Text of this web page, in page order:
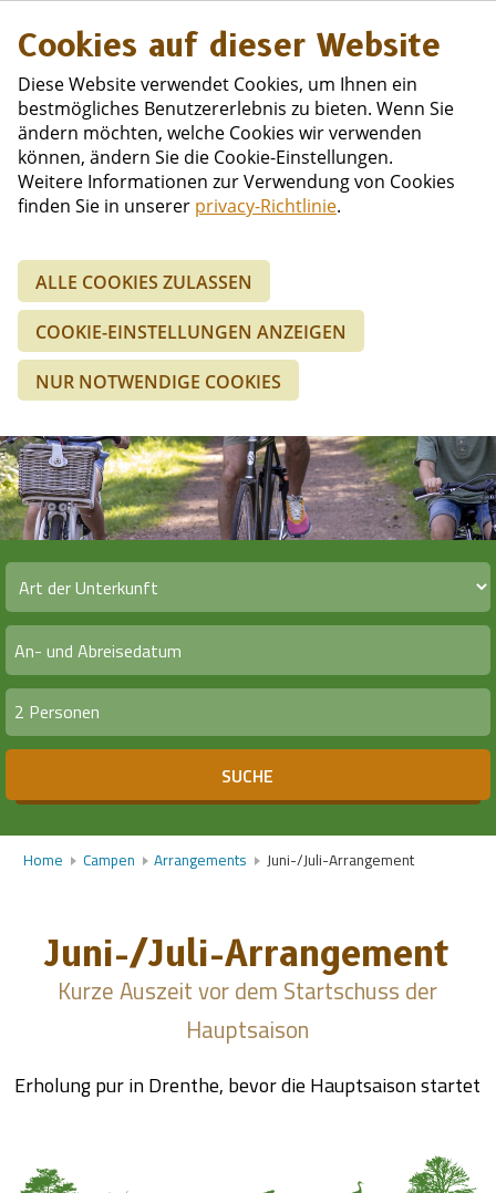
Juni-/Juli-
Arrangement
2 Personen
SUCHE
Home Campen Arrangements Juni-/Juli-Arrangement
Juni-/Juli-Arrangement
Kurze Auszeit vor dem Startschuss der
Hauptsaison
Erholung pur in Drenthe, bevor die Hauptsaison startet
Cookies auf dieser Website
Diese Website verwendet Cookies, um Ihnen ein
bestmögliches Benutzererlebnis zu bieten. Wenn Sie
ändern möchten, welche Cookies wir verwenden
können, ändern Sie die Cookie-Einstellungen.
Weitere Informationen zur Verwendung von Cookies
finden Sie in unserer privacy-Richtlinie.
ALLE COOKIES ZULASSEN
COOKIE-EINSTELLUNGEN ANZEIGEN
NUR NOTWENDIGE COOKIES